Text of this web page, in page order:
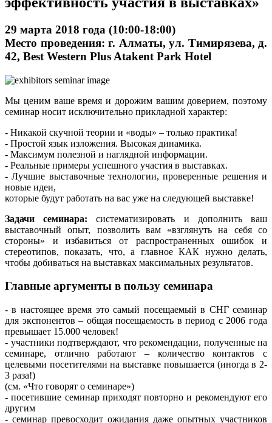
29 марта 2018 года (10:00-18:00)
Место проведения: г. Алматы, ул. Тимирязева, д.
42, Best Western Plus Atakent Park Hotel
Мы ценим ваше время и дорожим вашим доверием, поэтому
семинар носит исключительно прикладной характер:
- Никакой скучной теории и «воды» – только практика!
- Простой язык изложения. Высокая динамика.
- Максимум полезной и наглядной информации.
- Реальные примеры успешного участия в выставках.
- Лучшие выставочные технологии, проверенные решения и
новые идеи,
которые будут работать на вас уже на следующей выставке!
Задачи семинара: систематизировать и дополнить ваш
выставочный опыт, позволить вам «взглянуть на себя со
стороны» и избавиться от распространенных ошибок и
стереотипов, показать, что, а главное КАК нужно делать,
чтобы добиваться на выставках максимальных результатов.
Главные аргументы в пользу семинара
- в настоящее время это самый посещаемый в СНГ семинар
для экспонентов – общая посещаемость в период с 2006 года
превышает 15.000 человек!
- участники подтверждают, что рекомендации, полученные на
семинаре, отлично работают – количество контактов с
целевыми посетителями на выставке повышается (иногда в 2-
3 раза!)
(см. «Что говорят о семинаре»)
- посетившие семинар приходят повторно и рекомендуют его
другим
- семинар превосходит ожидания даже опытных участников